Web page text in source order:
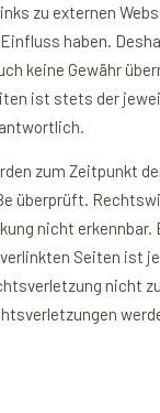
zu externen
haben.
keine Gewähr
ist stets der
zum Zeitpunkt
überprüft.
nicht erkennbar.
Seiten ist
nicht